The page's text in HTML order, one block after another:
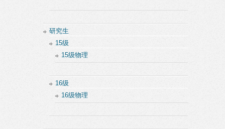
研究生
15级
15级物理
16级
16级物理